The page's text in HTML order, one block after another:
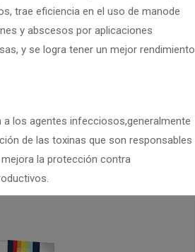
trae eficiencia en el uso de manode
y abscesos por aplicaciones
y se logra tener un mejor rendimiento
los agentes infecciosos,generalmente
de las toxinas que son responsables
la protección contra